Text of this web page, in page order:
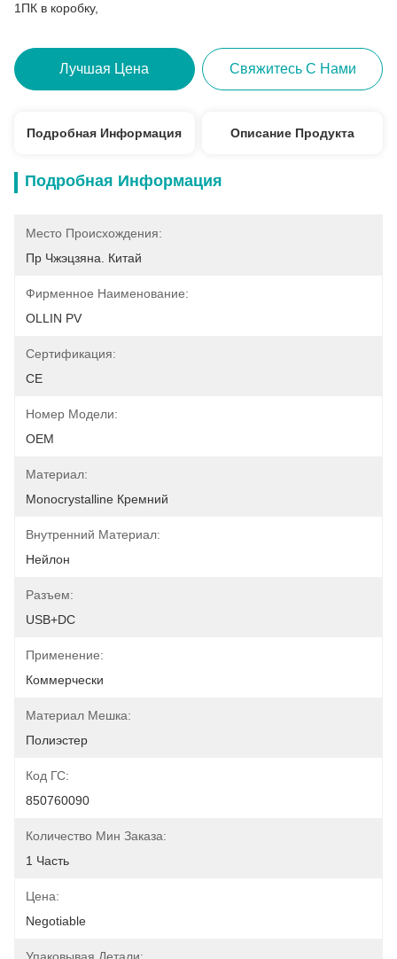
1ПК в коробку,
Лучшая Цена Свяжитесь С Нами
Подробная Информация Описание Продукта
Подробная Информация
Место Происхождения:
Пр Чжэцзяна. Китай
Фирменное Наименование:
OLLIN PV
Сертификация:
CE
Номер Модели:
OEM
Материал:
Monocrystalline Кремний
Внутренний Материал:
Нейлон
Разъем:
USB+DC
Применение:
Коммерчески
Материал Мешка:
Полиэстер
Код ГС:
850760090
Количество Мин Заказа:
1 Часть
Цена:
Negotiable